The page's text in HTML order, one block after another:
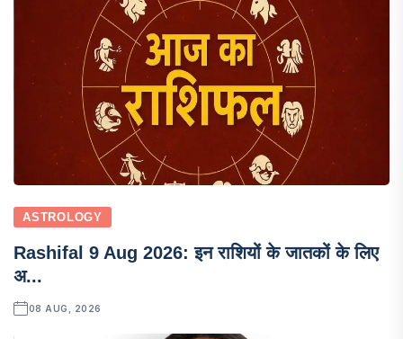
ASTROLOGY
Rashifal 9 Aug 2026: इन राशियों के जातकों के लिए
अ...
08 AUG, 2026